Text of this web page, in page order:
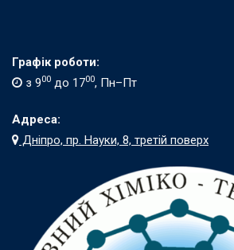
Графік роботи:
з 900 до 1700, Пн–Пт
Адреса:
Дніпро, пр. Науки, 8, третій поверх